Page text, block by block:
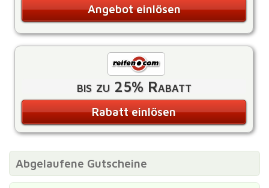
Angebot einlösen
bis zu 25% Rabatt
Rabatt einlösen
Abgelaufene Gutscheine